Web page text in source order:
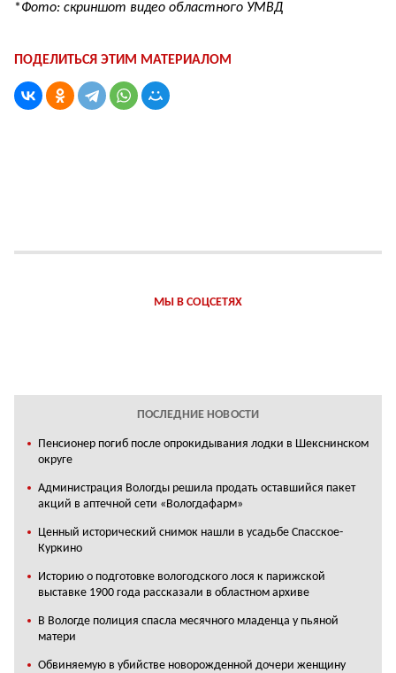
*Фото: скриншот видео областного УМВД
ПОДЕЛИТЬСЯ ЭТИМ МАТЕРИАЛОМ
МЫ В СОЦСЕТЯХ
ПОСЛЕДНИЕ НОВОСТИ
Пенсионер погиб после опрокидывания лодки в Шекснинском
округе
Администрация Вологды решила продать оставшийся пакет
акций в аптечной сети «Вологдафарм»
Ценный исторический снимок нашли в усадьбе Спасское-
Куркино
Историю о подготовке вологодского лося к парижской
выставке 1900 года рассказали в областном архиве
В Вологде полиция спасла месячного младенца у пьяной
матери
Обвиняемую в убийстве новорожденной дочери женщину